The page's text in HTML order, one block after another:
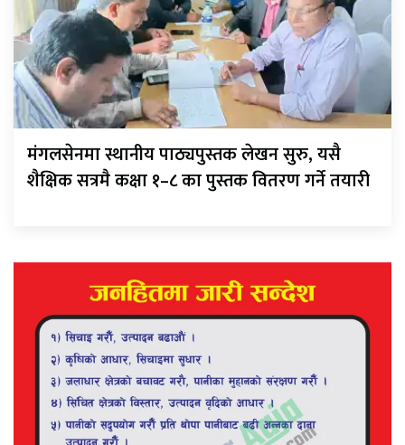
मंगलसेनमा स्थानीय पाठ्यपुस्तक लेखन सुरु, यसै
शैक्षिक सत्रमै कक्षा १–८ का पुस्तक वितरण गर्ने तयारी